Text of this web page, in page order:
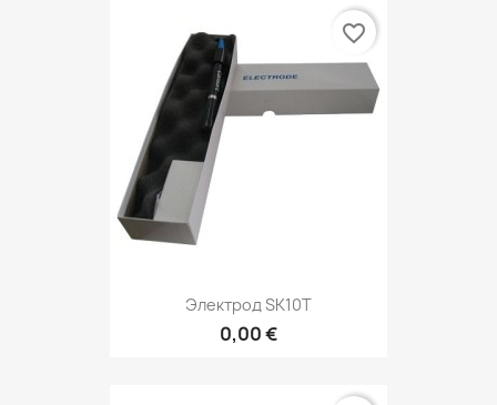
Электрод SK10T
0,00 €
favorite_border